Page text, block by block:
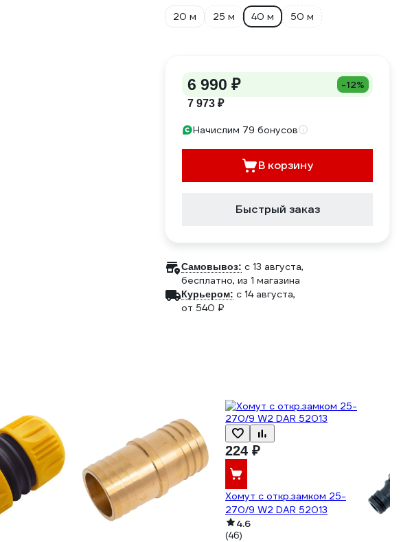
20 м
25 м 40 м 50 м
6 990 ₽ -12%
7 973 ₽
Начислим 79 бонусов
В корзину
Быстрый заказ
Самовывоз: c 13 августа,
бесплатно, из 1 магазина
Курьером: c 14 августа,
от 540 ₽
224 ₽
Хомут с откр.замком 25-
270/9 W2 DAR 52013
4.6
(46)